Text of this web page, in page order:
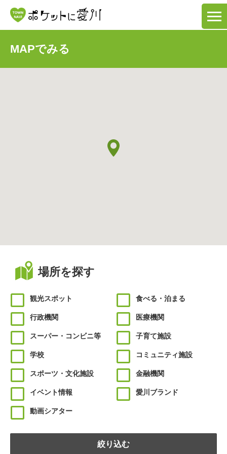
MAPでみる
場所を探す
観光スポット 食べる・泊まる
行政機関 医療機関
スーパー・コンビニ等 子育て施設
学校 コミュニティ施設
スポーツ・文化施設 金融機関
イベント情報 愛川ブランド
動画シアター